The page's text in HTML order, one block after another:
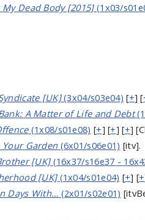
My Dead Body [2015](1x03/
[UK](3x04/s03e04) [+] [
A Matter of Life and Debt
(1x08/s01e08) [+] [+] [+]
Your Garden(6x01/s06e01) [itv].
[UK](16x37/s16e37 -
[UK](1x04/s01e04) [+] [+
Days With… (2x01/s02e01)